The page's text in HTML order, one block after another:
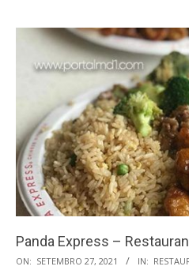
Panda Express –
2021-
ON: SETEMBRO 27, 2021 IN: